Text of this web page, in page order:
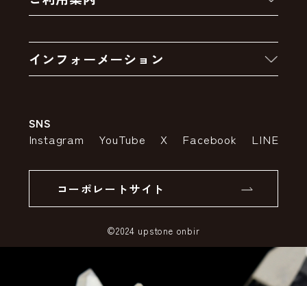
クーポン
卸販売・大量注文
アウトレットセール
お支払いについて
インフォーメーション
特定商取引法の表示
SSLサーバー証明書とは
SNS
Instagram YouTube X Facebook LINE
コーポレートサイト
©2024 upstone onbir